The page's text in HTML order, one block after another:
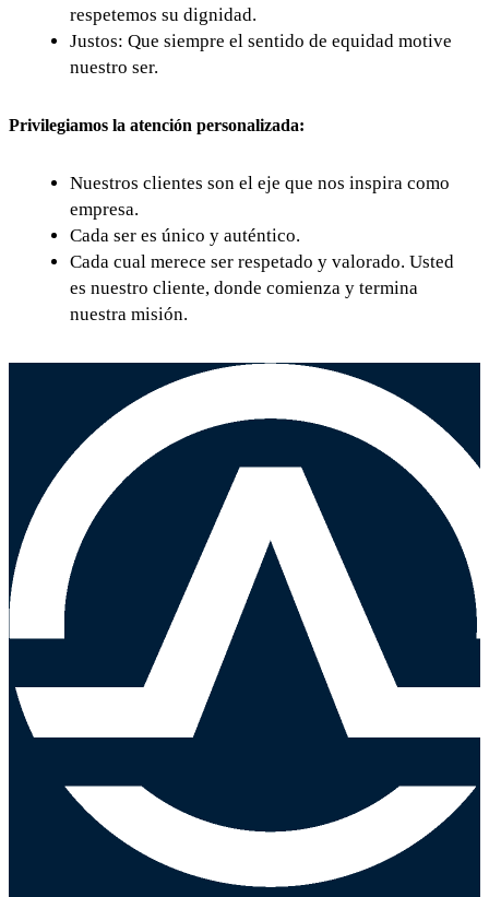
respetemos su dignidad.
Justos: Que siempre el sentido de equidad motive
nuestro ser.
Privilegiamos la atención personalizada:
Nuestros clientes son el eje que nos inspira como
empresa.
Cada ser es único y auténtico.
Cada cual merece ser respetado y valorado. Usted
es nuestro cliente, donde comienza y termina
nuestra misión.